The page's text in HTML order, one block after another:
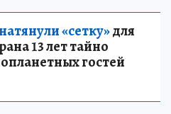
«сетку»для
13 лет тайно
гостей